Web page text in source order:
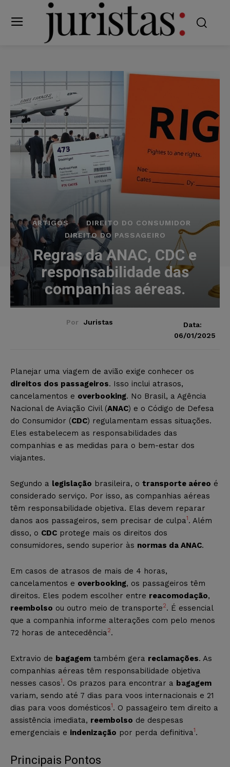
ARTIGOS
DIREITO DO CONSUMIDOR
DIREITO DO PASSAGEIRO
Regras da ANAC, CDC e
responsabilidade das
companhias aéreas.
Por Juristas
Data:
06/01/2025
Planejar uma viagem de avião exige conhecer os
direitos dos passageiros. Isso inclui atrasos,
cancelamentos e overbooking. No Brasil, a Agência
Nacional de Aviação Civil (ANAC) e o Código de Defesa
do Consumidor (CDC) regulamentam essas situações.
Eles estabelecem as responsabilidades das
companhias e as medidas para o bem-estar dos
viajantes.
Segundo a legislação brasileira, o transporte aéreo é
considerado serviço. Por isso, as companhias aéreas
têm responsabilidade objetiva. Elas devem reparar
danos aos passageiros, sem precisar de culpa1. Além
disso, o CDC protege mais os direitos dos
consumidores, sendo superior às normas da ANAC.
Em casos de atrasos de mais de 4 horas,
cancelamentos e overbooking, os passageiros têm
direitos. Eles podem escolher entre reacomodação,
reembolso ou outro meio de transporte2. É essencial
que a companhia informe alterações com pelo menos
72 horas de antecedência 2.
Extravio de bagagem também gera reclamações. As
companhias aéreas têm responsabilidade objetiva
nesses casos1. Os prazos para encontrar a bagagem
variam, sendo até 7 dias para voos internacionais e 21
dias para voos domésticos1. O passageiro tem direito a
assistência imediata, reembolso de despesas
emergenciais e indenização por perda definitiva1.
Principais Pontos